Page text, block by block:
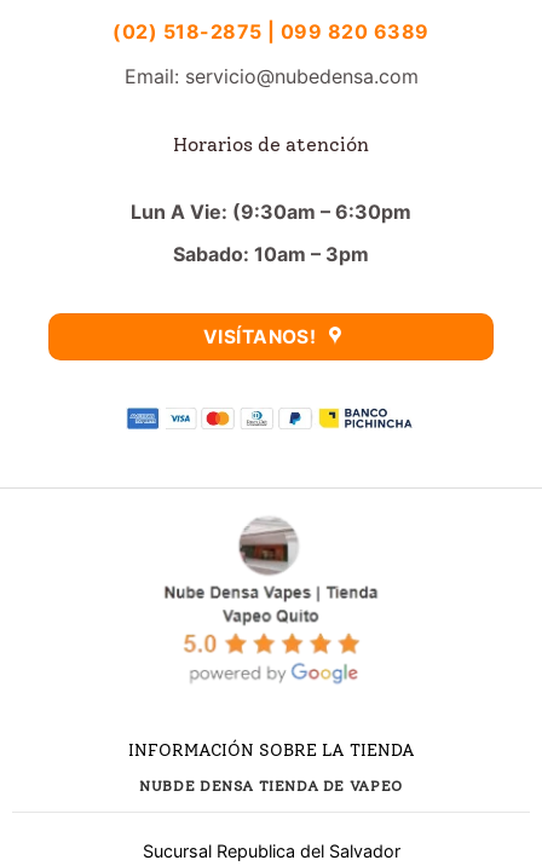
INFORMACIÓN SOBRE LA TIENDA
NUBDE DENSA TIENDA DE VAPEO
Sucursal Republica del Salvador
(02) 518-2875 | 099 820 6389
Email: servicio@nubedensa.com
Horarios de atención
Lun A Vie: (9:30am – 6:30pm
Sabado: 10am – 3pm
VISÍTANOS!